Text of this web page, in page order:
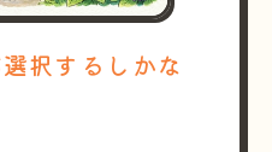
択するしかな